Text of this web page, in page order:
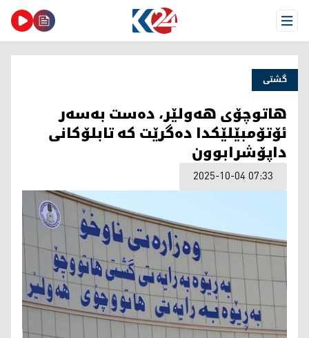
Open Menu
گشتی
هاتوچۆی هەولێر، دەست بەسەر
ئۆتۆمبێلێکدا دەگرێت کە تابلۆکانی
داپۆشرابوون
2025-10-04 07:33